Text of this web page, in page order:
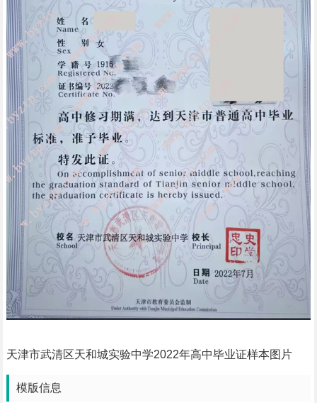
天津市武清区天和城实验中学2022年高中毕业证样本图片
模版信息